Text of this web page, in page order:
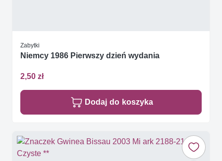
Zabytki
Niemcy 1986 Pierwszy dzień wydania
2,50 zł
Dodaj do koszyka